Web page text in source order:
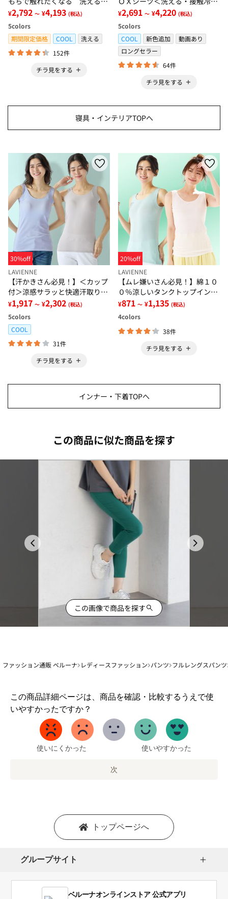
グ＜低反発・滑りにくい・接触
冷感・防ダニ・カーペット＞
¥2,792 ～ ¥4,193 (税込)
5colors
期間限定価格
COOL
洗える
152件
チラ見をする
感・抗菌防臭・時短・家事楽・
ボックスシーツ・寝苦しさ対策
＞
¥2,691 ～ ¥4,220 (税込)
5colors
COOL
新色追加
動画あり
ロングセラー
64件
チラ見をする
寝具・インテリアTOPへ
30%off
LAVIENNE
【汗かきさん必見！】＜カップ
付＞涼感サラッと快適汗取りタ
ンクトップインナー＜さらりラ
ボ＞
¥1,917 ～ ¥2,302 (税込)
5colors
COOL
31件
チラ見をする
20%off
LAVIENNE
【ムレ嫌いさん必見！】綿１０
０％涼しいタンクトップインナ
ー＜さらりラボ＞
¥871 ～ ¥1,135 (税込)
4colors
38件
チラ見をする
インナー・下着TOPへ
この商品に似た商品を探す
この画像で商品を探す
ファッション通販 ベルーナ レディースファッション パンツ フルレングスパンツ
この商品詳細ページは、商品を確認・比較するうえで使
いやすかったですか？
1
か
使いにくかった 使いやすかった
次
トップページへ
グループサイト
ベルーナオンラインストア 公式アプリ